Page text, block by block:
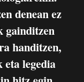
denean ez
gainditzen
handitzen,
legedia